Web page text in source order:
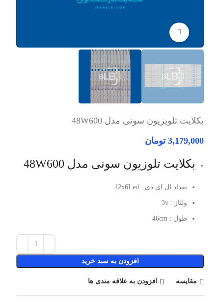
بکلایت تلویزیون سونی مدل 48W600
3,179,000 تومان
بکلایت تلوزیون سونی مدل 48W600
تعداد ال ای دی : 12x6Led
ولتاژ : 3v
طول : 46cm
افزودن به سبد خرید
مقایسه افزودن به علاقه مندی ها